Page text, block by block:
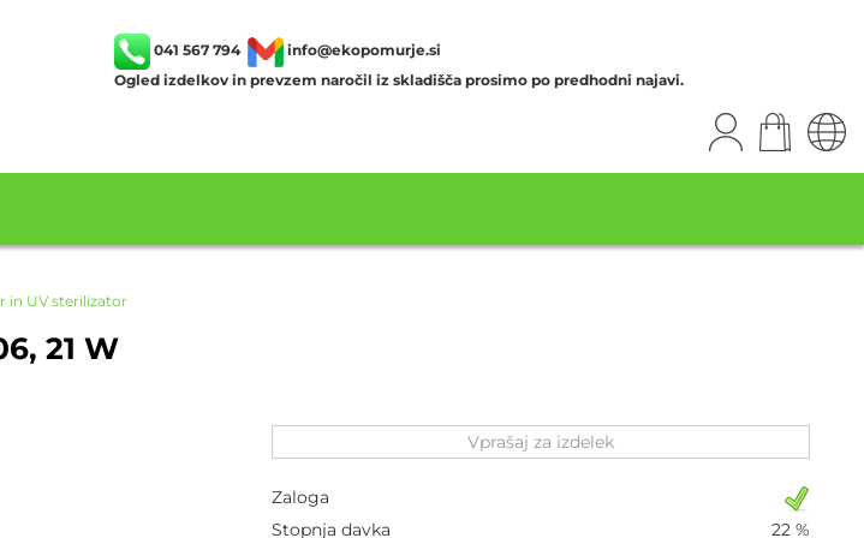
041 567 794
info@ekopomurje.si
Ogled izdelkov in prevzem naročil iz skladišča prosimo po predhodni najavi.
in UV sterilizator
21 W
Vprašaj za izdelek
Zaloga
Stopnja davka
22 %